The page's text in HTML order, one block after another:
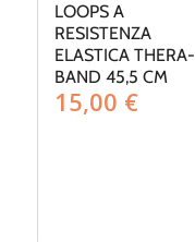
LOOPS A
RESISTENZA
ELASTICA THERA-
BAND 45,5 CM
15,00 €